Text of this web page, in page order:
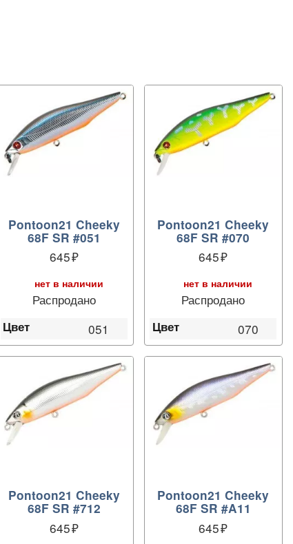
Pontoon21 Cheeky
68F SR #051
645
нет в наличии
Распродано
Цвет 051
Pontoon21 Cheeky
68F SR #070
645
нет в наличии
Распродано
Цвет 070
Pontoon21 Cheeky
68F SR #712
645
Pontoon21 Cheeky
68F SR #A11
645